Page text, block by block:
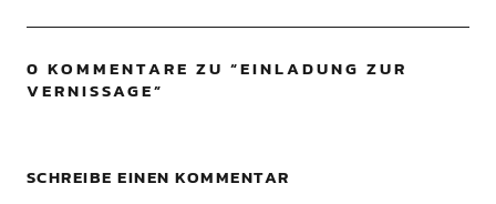
0 KOMMENTARE ZU “EINLADUNG ZUR
VERNISSAGE”
SCHREIBE EINEN KOMMENTAR